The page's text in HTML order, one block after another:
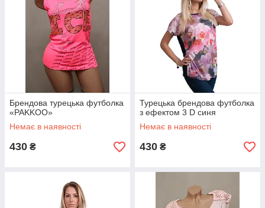
Брендова турецька футболка
«PAKKOO»
Немає в наявності
430 ₴
Турецька брендова футболка
з ефектом 3 D синя
Немає в наявності
430 ₴